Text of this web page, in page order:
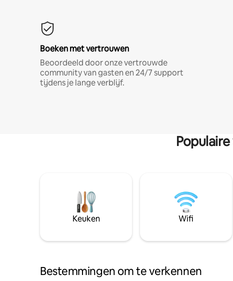
Boeken met vertrouwen
Beoordeeld door onze vertrouwde
community van gasten en 24/7 support
tijdens je lange verblijf.
Keuken Wifi
Bestemmingen om te verkennen